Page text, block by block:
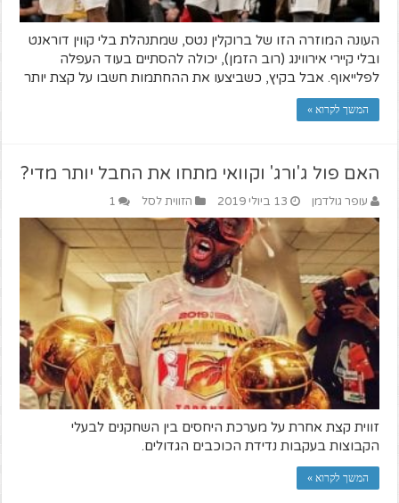
העונה המוזרה הזו של ברוקלין נטס, שמתנהלת בלי קווין דוראנט
ובלי קיירי אירווינג (רוב הזמן), יכולה להסתיים בעוד העפלה
לפלייאוף. אבל בקיץ, כשביצעו את ההחתמות חשבו על קצת יותר
המשך לקרוא »
האם פול ג'ורג' וקוואי מתחו את החבל יותר מדי?
עופר גולדמן 13 ביולי 2019 הזווית לסל 1
זווית קצת אחרת על מערכת היחסים בין השחקנים לבעלי
הקבוצות בעקבות נדידת הכוכבים הגדולים.
המשך לקרוא »